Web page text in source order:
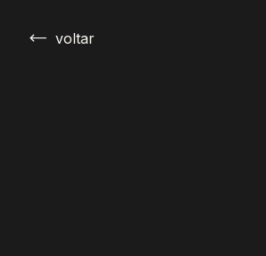
← voltar